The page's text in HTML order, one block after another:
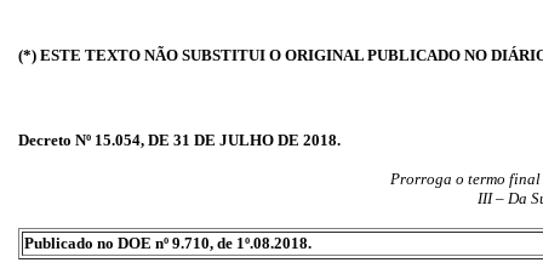
(*) ESTE TEXTO NÃO SUBSTITUI O ORIGINAL PUBLICADO NO
Decreto Nº 15.054, DE 31 DE JULHO DE 2018.
Prorroga o termo final
III – Da
Publicado no DOE nº 9.710, de 1º.08.2018.